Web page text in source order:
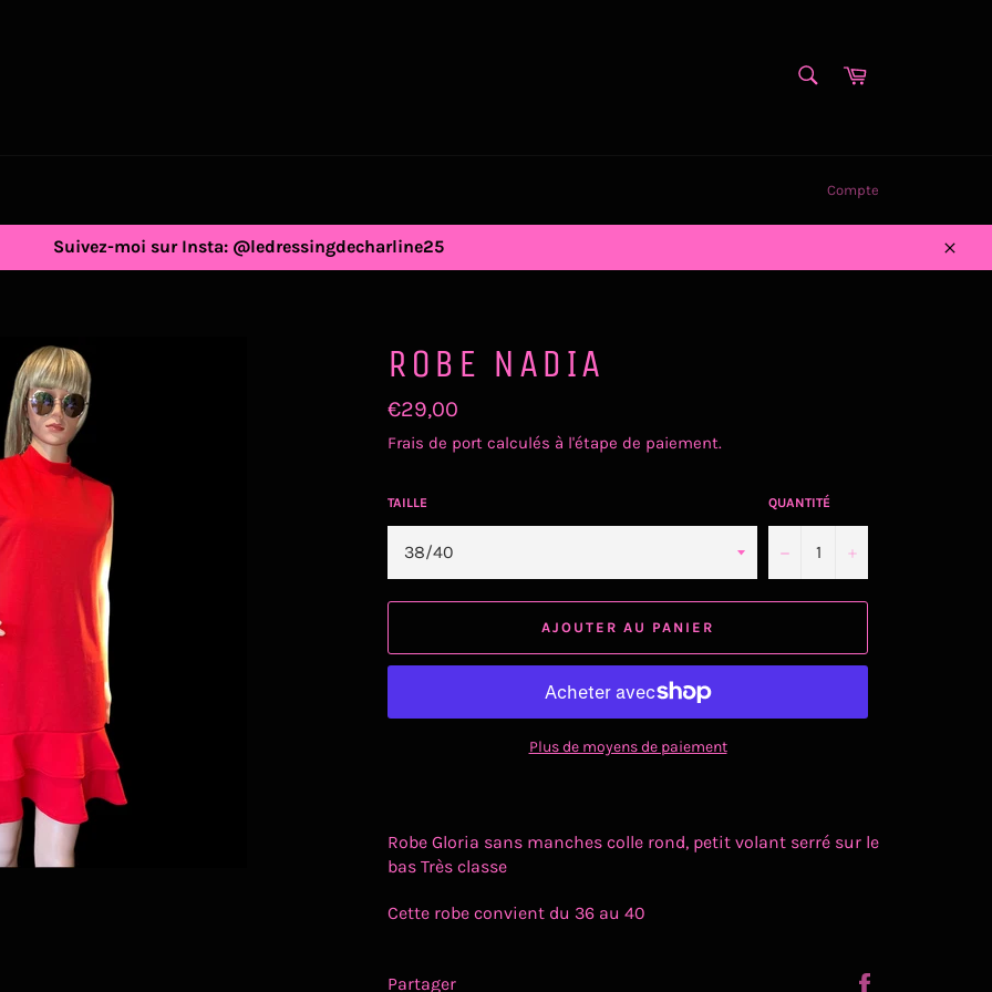
Panier
Compte
Suivez-moi sur Insta: @ledressingdecharline25
Close
ROBE NADIA
Prix
régulier
€29,00
Frais de port calculés à l'étape de paiement.
TAILLE QUANTITÉ
− +
AJOUTER AU PANIER
Plus de moyens de paiement
Robe Gloria sans manches colle rond, petit volant serré sur le
bas Très classe
Cette robe convient du 36 au 40
Partager